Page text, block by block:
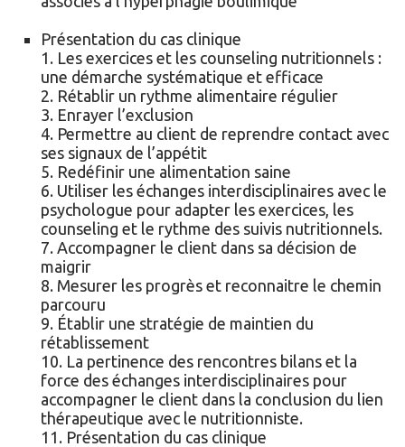
Présentation du cas clinique
1. Les exercices et les counseling nutritionnels :
une démarche systématique et efficace
2. Rétablir un rythme alimentaire régulier
3. Enrayer l’exclusion
4. Permettre au client de reprendre contact avec
ses signaux de l’appétit
5. Redéfinir une alimentation saine
6. Utiliser les échanges interdisciplinaires avec le
psychologue pour adapter les exercices, les
counseling et le rythme des suivis nutritionnels.
7. Accompagner le client dans sa décision de
maigrir
8. Mesurer les progrès et reconnaitre le chemin
parcouru
9. Établir une stratégie de maintien du
rétablissement
10. La pertinence des rencontres bilans et la
force des échanges interdisciplinaires pour
accompagner le client dans la conclusion du lien
thérapeutique avec le nutritionniste.
11. Présentation du cas clinique